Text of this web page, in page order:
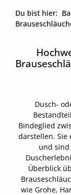
Du bist hier:
Dusch-
Bindeglied
darstellen. Sie
und
Überblick
wie Grohe,